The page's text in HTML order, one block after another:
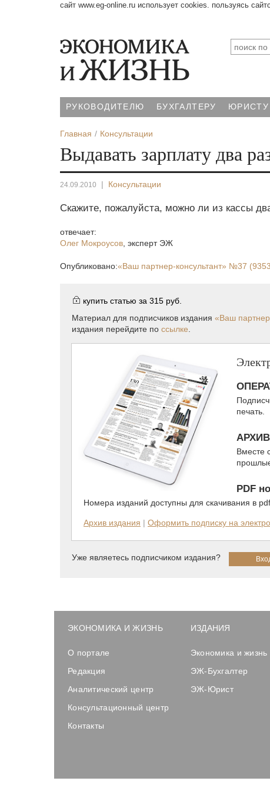
сайт www.eg-online.ru использует cookies. пользуясь
РУКОВОДИТЕЛЮ БУХГАЛТЕРУ ЮРИСТУ
Главная Консультации
Выдавать зарплату два
24.09.2010 | Консультации
Скажите, пожалуйста, можно ли из кассы
отвечает:
Олег Мокроусов эксперт ЭЖ
Опубликовано:«Ваш партнер-консультант» №37
купить статью за 315 руб.
Материал для подписчиков издания «Ваш
издания перейдите по ссылке
печать.
Вместе
PDF
Номера изданий доступны для скачивания в
Архив издания | Оформить подписку на
Уже являетесь подписчиком издания?
ЭКОНОМИКА И ЖИЗНЬ
О портале
Редакция
Аналитический центр
Консультационный центр
Контакты
ИЗДАНИЯ
Экономика и жизнь
ЭЖ-Бухгалтер
ЭЖ-Юрист